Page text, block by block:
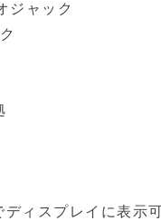
ジャック
ィスプレイに表示可